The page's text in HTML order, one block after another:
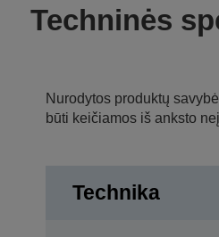
Techninės
Nurodytos produktų
būti keičiamos iš anksto
Technika